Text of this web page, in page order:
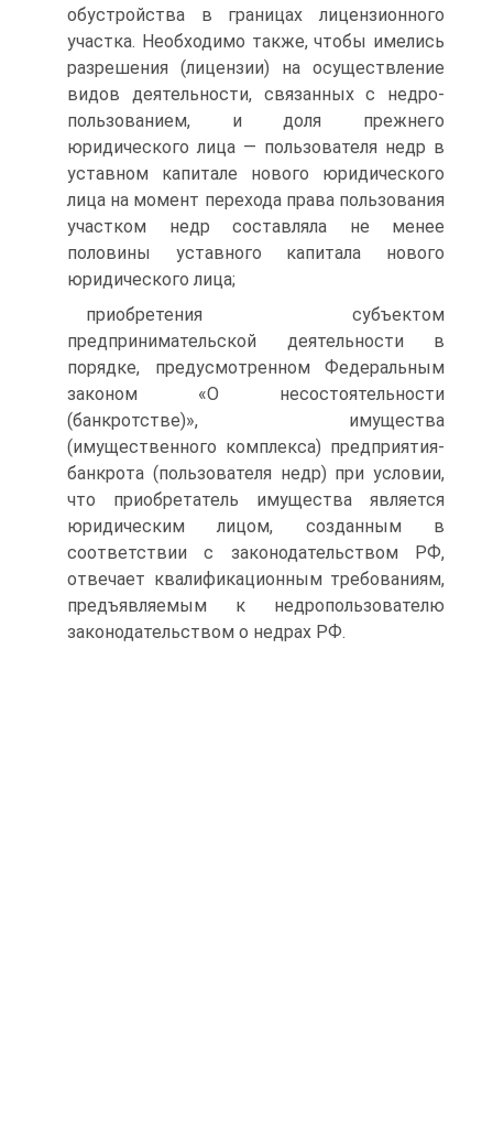
обустройства в границах лицензионного
участка. Необходимо также, чтобы имелись
разрешения (лицензии) на осуществление
видов деятельности, связанных с недро-
пользованием, и доля прежнего
юридического лица — пользователя недр в
уставном капитале нового юридического
лица на момент перехода права пользования
участком недр составляла не менее
половины уставного капитала нового
юридического лица;
приобретения субъектом
предпринимательской деятельности в
порядке, предусмотренном Федеральным
законом «О несостоятельности
(банкротстве)», имущества
(имущественного комплекса) предприятия-
банкрота (пользователя недр) при условии,
что приобретатель имущества является
юридическим лицом, созданным в
соответствии с законодательством РФ,
отвечает квалификационным требованиям,
предъявляемым к недропользователю
законодательством о недрах РФ.